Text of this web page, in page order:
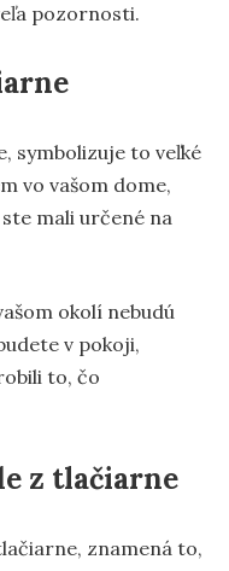
pozornosti.
symbolizuje to veľké
vo vašom dome,
mali určené na
okolí nebudú
v pokoji,
to, čo
z tlačiarne
znamená to,